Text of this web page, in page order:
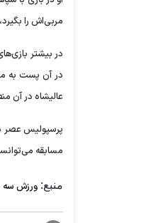
مربی‌اش را
در بیشتر
در آن پست به
عالیشاه در آن
پرسپولیس عصر
مسابقه
منبع: ورزش سه